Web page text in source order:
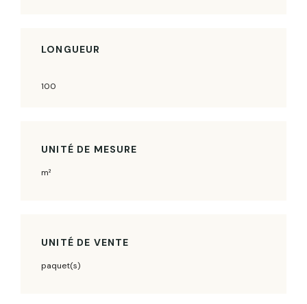
LONGUEUR
100
UNITÉ DE MESURE
m²
UNITÉ DE VENTE
paquet(s)